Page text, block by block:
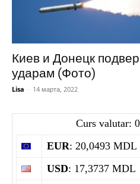
Киев и Донецк
ударам (Фото)
Lisa - 14 марта, 2022
Curs valutar:
EUR: 20,0493 MDL
USD: 17,3737 MDL